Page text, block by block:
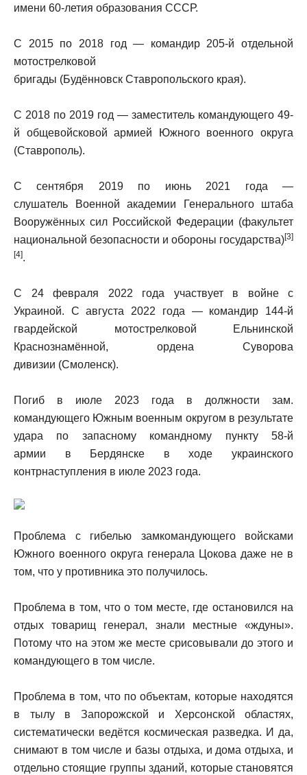
имени 60-летия образования СССР.
С 2015 по 2018 год — командир 205-й отдельной
мотострелковой
бригады (Будённовск Ставропольского края).
С 2018 по 2019 год — заместитель командующего 49-
й общевойсковой армией Южного военного округа
(Ставрополь).
С сентября 2019 по июнь 2021 года —
слушатель Военной академии Генерального штаба
Вооружённых сил Российской Федерации (факультет
национальной безопасности и обороны государства)[3]
[4].
С 24 февраля 2022 года участвует в войне с
Украиной. С августа 2022 года — командир 144-й
гвардейской мотострелковой Ельнинской
Краснознамённой, ордена Суворова
дивизии (Смоленск).
Погиб в июле 2023 года в должности зам.
командующего Южным военным округом в результате
удара по запасному командному пункту 58-й
армии в Бердянске в ходе украинского
контрнаступления в июле 2023 года.
Проблема с гибелью замкомандующего войсками
Южного военного округа генерала Цокова даже не в
том, что у противника это получилось.
Проблема в том, что о том месте, где остановился на
отдых товарищ генерал, знали местные «ждуны».
Потому что на этом же месте срисовывали до этого и
командующего в том числе.
Проблема в том, что по объектам, которые находятся
в тылу в Запорожской и Херсонской областях,
систематически ведётся космическая разведка. И да,
снимают в том числе и базы отдыха, и дома отдыха, и
отдельно стоящие группы зданий, которые становятся